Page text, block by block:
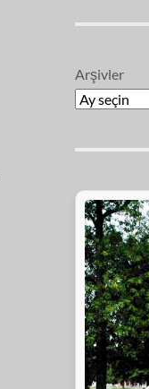
Arşivler